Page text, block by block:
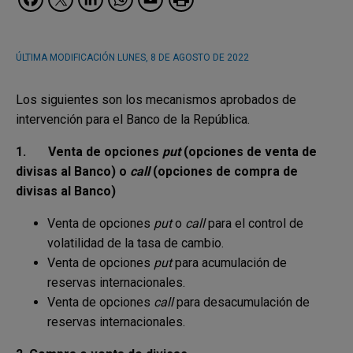
ÚLTIMA MODIFICACIÓN LUNES, 8 DE AGOSTO DE 2022
Los siguientes son los mecanismos aprobados de
intervención para el Banco de la República.
1. Venta de opciones put(opciones de venta de
divisas al Banco) o call(opciones de compra de
divisas al Banco)
Venta de opciones puto callpara el control de
volatilidad de la tasa de cambio.
Venta de opciones putpara acumulación de
reservas internacionales.
Venta de opciones callpara desacumulación de
reservas internacionales.